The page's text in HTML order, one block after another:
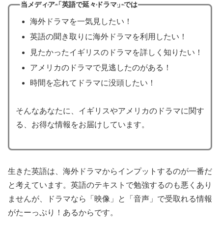
当メディア「英語で延々ドラマ」では
海外ドラマを一気見したい！
英語の聞き取りに海外ドラマを利用したい！
見たかったイギリスのドラマを詳しく知りたい！
アメリカのドラマで見逃したのがある！
時間を忘れてドラマに没頭したい！
そんなあなたに、イギリスやアメリカのドラマに関す
る、お得な情報をお届けしています。
生きた英語は、海外ドラマからインプットするのが一番だ
と考えています。英語のテキストで勉強するのも悪くあり
ませんが、ドラマなら「映像」と「音声」で受取れる情報
がたーっぷり！あるからです。